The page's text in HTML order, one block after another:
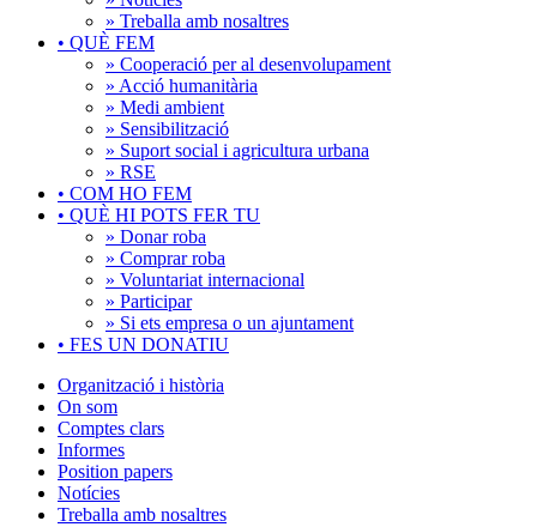
» Treballa amb nosaltres
• QUÈ FEM
» Cooperació per al desenvolupament
» Acció humanitària
» Medi ambient
» Sensibilització
» Suport social i agricultura urbana
» RSE
• COM HO FEM
• QUÈ HI POTS FER TU
» Donar roba
» Comprar roba
» Voluntariat internacional
» Participar
» Si ets empresa o un ajuntament
• FES UN DONATIU
Organització i història
On som
Comptes clars
Informes
Position papers
Notícies
Treballa amb nosaltres